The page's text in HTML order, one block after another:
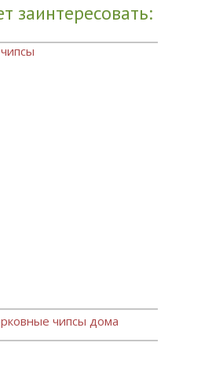
заинтересовать:
чипсы дома